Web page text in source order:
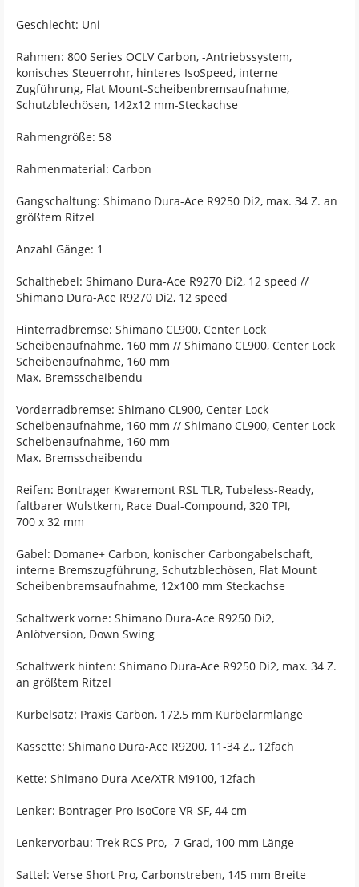
Geschlecht: Uni
Rahmen: 800 Series OCLV Carbon, -Antriebssystem,
konisches Steuerrohr, hinteres IsoSpeed, interne
Zugführung, Flat Mount-Scheibenbremsaufnahme,
Schutzblechösen, 142x12 mm-Steckachse
Rahmengröße: 58
Rahmenmaterial: Carbon
Gangschaltung: Shimano Dura-Ace R9250 Di2, max. 34 Z. an
größtem Ritzel
Anzahl Gänge: 1
Schalthebel: Shimano Dura-Ace R9270 Di2, 12 speed //
Shimano Dura-Ace R9270 Di2, 12 speed
Hinterradbremse: Shimano CL900, Center Lock
Scheibenaufnahme, 160 mm // Shimano CL900, Center Lock
Scheibenaufnahme, 160 mm
Max. Bremsscheibendu
Vorderradbremse: Shimano CL900, Center Lock
Scheibenaufnahme, 160 mm // Shimano CL900, Center Lock
Scheibenaufnahme, 160 mm
Max. Bremsscheibendu
Reifen: Bontrager Kwaremont RSL TLR, Tubeless-Ready,
faltbarer Wulstkern, Race Dual-Compound, 320 TPI,
700 x 32 mm
Gabel: Domane+ Carbon, konischer Carbongabelschaft,
interne Bremszugführung, Schutzblechösen, Flat Mount
Scheibenbremsaufnahme, 12x100 mm Steckachse
Schaltwerk vorne: Shimano Dura-Ace R9250 Di2,
Anlötversion, Down Swing
Schaltwerk hinten: Shimano Dura-Ace R9250 Di2, max. 34 Z.
an größtem Ritzel
Kurbelsatz: Praxis Carbon, 172,5 mm Kurbelarmlänge
Kassette: Shimano Dura-Ace R9200, 11-34 Z., 12fach
Kette: Shimano Dura-Ace/XTR M9100, 12fach
Lenker: Bontrager Pro IsoCore VR-SF, 44 cm
Lenkervorbau: Trek RCS Pro, -7 Grad, 100 mm Länge
Sattel: Verse Short Pro, Carbonstreben, 145 mm Breite